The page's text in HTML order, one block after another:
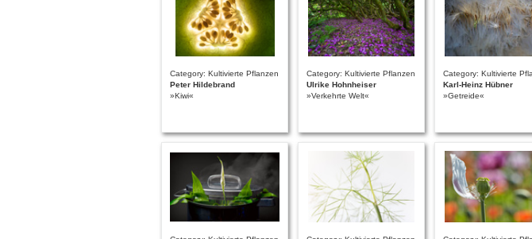
Category: Kultivierte Pflanzen
Peter Hildebrand
»Kiwi«
Category: Kultivierte Pflanzen
Ulrike Hohnheiser
»Verkehrte Welt«
Category: Kultivierte
Karl-Heinz Hübner
»Getreide«